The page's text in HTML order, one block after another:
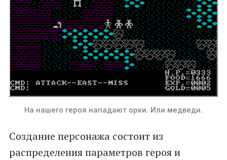
На нашего героя нападают орки. Или медведи.
Создание персонажа состоит из
распределения параметров героя и